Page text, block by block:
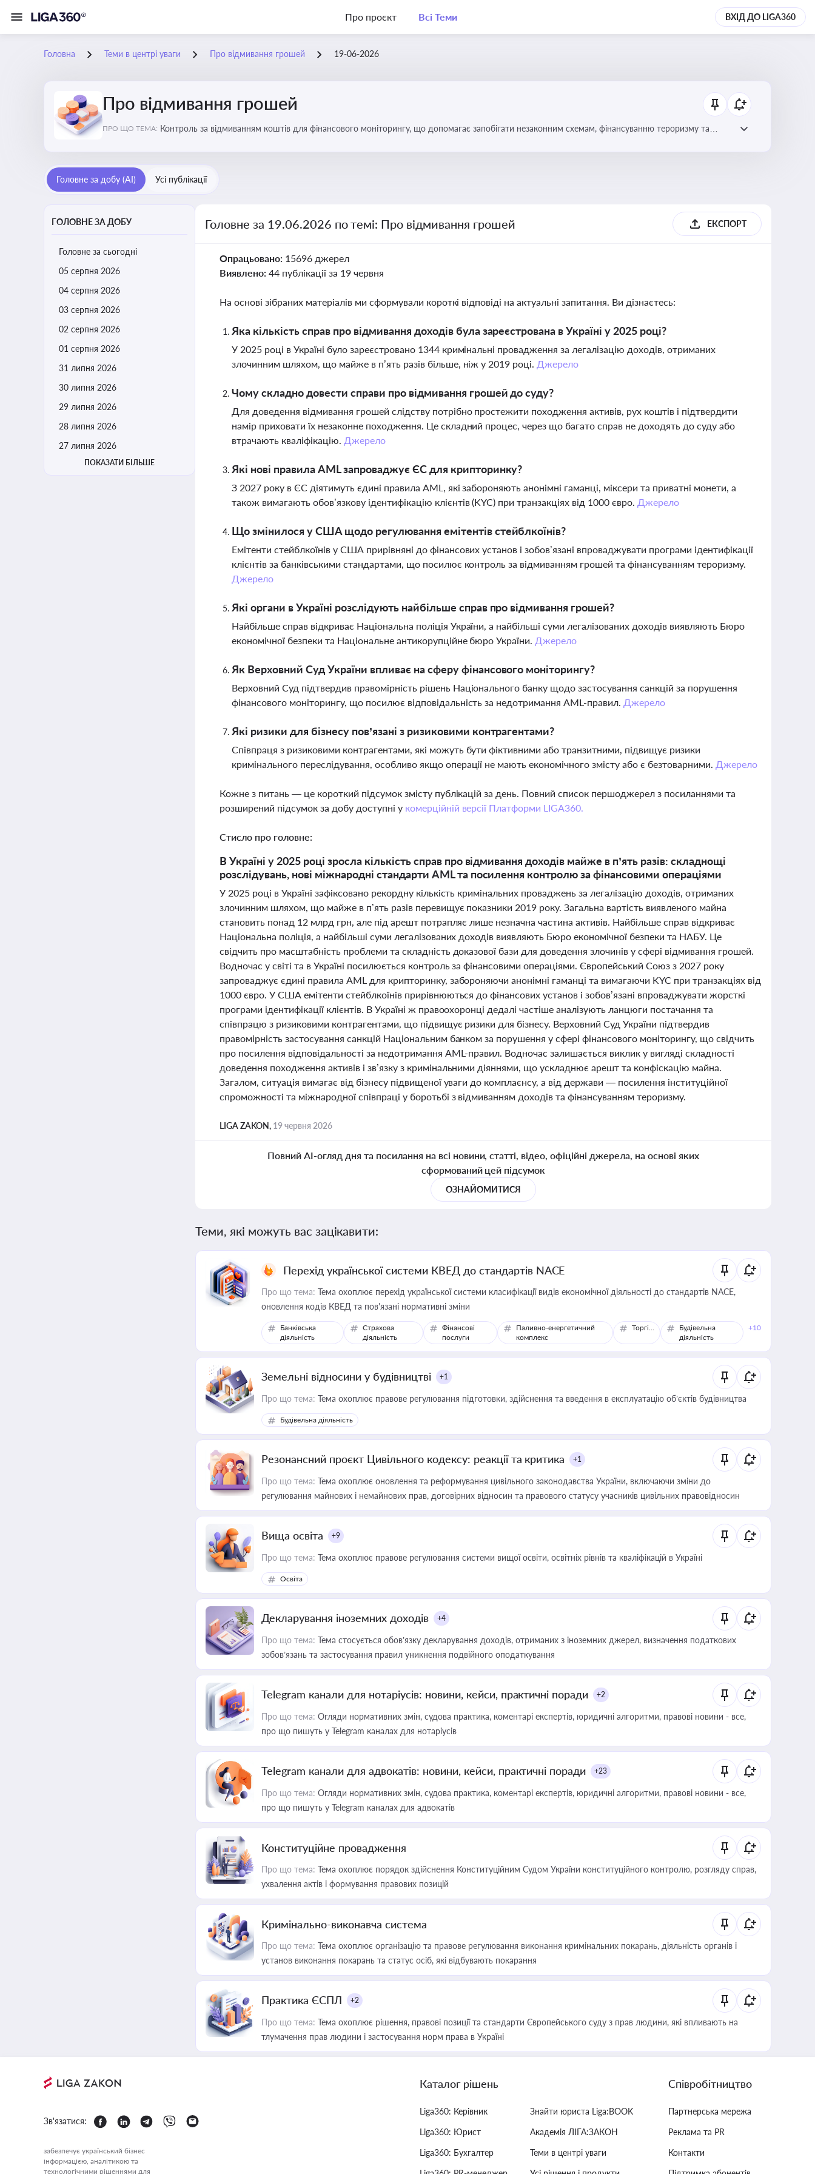
Про проєкт Всі Теми ВХІД ДО LIGA360
Головна Теми в центрі уваги Про відмивання грошей 19-06-2026
Про відмивання грошей
ПРО ЩО ТЕМА: Контроль за відмиванням коштів для фінансового моніторингу, що допомагає запобігати незаконним схемам, фінансуванню тероризму та
Головне за добу (AI) Усі публікації
ГОЛОВНЕ ЗА ДОБУ
Головне за сьогодні
05 серпня 2026
04 серпня 2026
03 серпня 2026
02 серпня 2026
01 серпня 2026
31 липня 2026
30 липня 2026
29 липня 2026
28 липня 2026
27 липня 2026
ПОКАЗАТИ БІЛЬШЕ
Головне за 19.06.2026 по темі: Про відмивання грошей ЕКСПОРТ
Опрацьовано: 15696 джерел
Виявлено: 44 публікації за 19 червня
На основі зібраних матеріалів ми сформували короткі відповіді на актуальні запитання. Ви дізнаєтесь:
Яка кількість справ про відмивання доходів була зареєстрована в Україні у 2025 році?
У 2025 році в Україні було зареєстровано 1344 кримінальні провадження за легалізацію доходів, отриманих
злочинним шляхом, що майже в п’ять разів більше, ніж у 2019 році. Джерело
Чому складно довести справи про відмивання грошей до суду?
Для доведення відмивання грошей слідству потрібно простежити походження активів, рух коштів і підтвердити
намір приховати їх незаконне походження. Це складний процес, через що багато справ не доходять до суду або
втрачають кваліфікацію. Джерело
Які нові правила AML запроваджує ЄС для крипторинку?
З 2027 року в ЄС діятимуть єдині правила AML, які забороняють анонімні гаманці, міксери та приватні монети, а
також вимагають обов’язкову ідентифікацію клієнтів (KYC) при транзакціях від 1000 євро. Джерело
Що змінилося у США щодо регулювання емітентів стейблкоїнів?
Емітенти стейблкоїнів у США прирівняні до фінансових установ і зобов’язані впроваджувати програми ідентифікації
клієнтів за банківськими стандартами, що посилює контроль за відмиванням грошей та фінансуванням тероризму.
Джерело
Які органи в Україні розслідують найбільше справ про відмивання грошей?
Найбільше справ відкриває Національна поліція України, а найбільші суми легалізованих доходів виявляють Бюро
економічної безпеки та Національне антикорупційне бюро України. Джерело
Як Верховний Суд України впливає на сферу фінансового моніторингу?
Верховний Суд підтвердив правомірність рішень Національного банку щодо застосування санкцій за порушення
фінансового моніторингу, що посилює відповідальність за недотримання AML-правил. Джерело
Які ризики для бізнесу пов’язані з ризиковими контрагентами?
Співпраця з ризиковими контрагентами, які можуть бути фіктивними або транзитними, підвищує ризики
кримінального переслідування, особливо якщо операції не мають економічного змісту або є безтоварними. Джерело
Кожне з питань — це короткий підсумок змісту публікацій за день. Повний список першоджерел з посиланнями та
розширений підсумок за добу доступні у комерційній версії Платформи LIGA360.
Стисло про головне:
В Україні у 2025 році зросла кількість справ про відмивання доходів майже в п’ять разів: складнощі
розслідувань, нові міжнародні стандарти AML та посилення контролю за фінансовими операціями
У 2025 році в Україні зафіксовано рекордну кількість кримінальних проваджень за легалізацію доходів, отриманих
злочинним шляхом, що майже в п’ять разів перевищує показники 2019 року. Загальна вартість виявленого майна
становить понад 12 млрд грн, але під арешт потрапляє лише незначна частина активів. Найбільше справ відкриває
Національна поліція, а найбільші суми легалізованих доходів виявляють Бюро економічної безпеки та НАБУ. Це
свідчить про масштабність проблеми та складність доказової бази для доведення злочинів у сфері відмивання грошей.
Водночас у світі та в Україні посилюється контроль за фінансовими операціями. Європейський Союз з 2027 року
запроваджує єдині правила AML для крипторинку, забороняючи анонімні гаманці та вимагаючи KYC при транзакціях від
1000 євро. У США емітенти стейблкоїнів прирівнюються до фінансових установ і зобов’язані впроваджувати жорсткі
програми ідентифікації клієнтів. В Україні ж правоохоронці дедалі частіше аналізують ланцюги постачання та
співпрацю з ризиковими контрагентами, що підвищує ризики для бізнесу. Верховний Суд України підтвердив
правомірність застосування санкцій Національним банком за порушення у сфері фінансового моніторингу, що свідчить
про посилення відповідальності за недотримання AML-правил. Водночас залишається виклик у вигляді складності
доведення походження активів і зв’язку з кримінальними діяннями, що ускладнює арешт та конфіскацію майна.
Загалом, ситуація вимагає від бізнесу підвищеної уваги до комплаєнсу, а від держави — посилення інституційної
спроможності та міжнародної співпраці у боротьбі з відмиванням доходів та фінансуванням тероризму.
LIGA ZAKON, 19 червня 2026
Повний AI-огляд дня та посилання на всі новини, статті, відео, офіційні джерела, на основі яких
сформований цей підсумок
ОЗНАЙОМИТИСЯ
Теми, які можуть вас зацікавити:
Перехід української системи КВЕД до стандартів NACE
Про що тема: Тема охоплює перехід української системи класифікації видів економічної діяльності до стандартів NACE,
оновлення кодів КВЕД та пов'язані нормативні зміни
Банківська
діяльність
Страхова
діяльність
Фінансові
послуги
Паливно-енергетичний
комплекс
Торгівля
Будівельна
діяльність
+10
Земельні відносини у будівництві +1
Про що тема: Тема охоплює правове регулювання підготовки, здійснення та введення в експлуатацію об’єктів будівництва
Будівельна діяльність
Резонансний проєкт Цивільного кодексу: реакції та критика +1
Про що тема: Тема охоплює оновлення та реформування цивільного законодавства України, включаючи зміни до
регулювання майнових і немайнових прав, договірних відносин та правового статусу учасників цивільних правовідносин
Вища освіта +9
Про що тема: Тема охоплює правове регулювання системи вищої освіти, освітніх рівнів та кваліфікацій в Україні
Освіта
Декларування іноземних доходів +4
Про що тема: Тема стосується обов’язку декларування доходів, отриманих з іноземних джерел, визначення податкових
зобов’язань та застосування правил уникнення подвійного оподаткування
Telegram канали для нотаріусів: новини, кейси, практичні поради +2
Про що тема: Огляди нормативних змін, судова практика, коментарі експертів, юридичні алгоритми, правові новини - все,
про що пишуть у Telegram каналах для нотаріусів
Telegram канали для адвокатів: новини, кейси, практичні поради +23
Про що тема: Огляди нормативних змін, судова практика, коментарі експертів, юридичні алгоритми, правові новини - все,
про що пишуть у Telegram каналах для адвокатів
Конституційне провадження
Про що тема: Тема охоплює порядок здійснення Конституційним Судом України конституційного контролю, розгляду справ,
ухвалення актів і формування правових позицій
Кримінально-виконавча система
Про що тема: Тема охоплює організацію та правове регулювання виконання кримінальних покарань, діяльність органів і
установ виконання покарань та статус осіб, які відбувають покарання
Практика ЄСПЛ +2
Про що тема: Тема охоплює рішення, правові позиції та стандарти Європейського суду з прав людини, які впливають на
тлумачення прав людини і застосування норм права в Україні
Зв'язатися:
забезпечує український бізнес
інформацією, аналітикою та
технологічними рішеннями для
Каталог рішень
Liga360: Керівник
Liga360: Юрист
Liga360: Бухгалтер
Знайти юриста Liga:BOOK
Академія ЛІГА:ЗАКОН
Теми в центрі уваги
Співробітництво
Партнерська мережа
Реклама та PR
Контакти